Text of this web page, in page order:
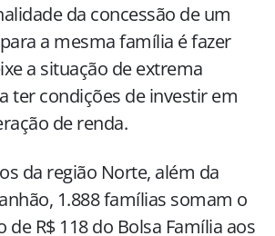
da concessão de um
a mesma família é fazer
a situação de extrema
ter condições de investir em
de renda.
da região Norte, além da
1.888 famílias somam o
R$ 118 do Bolsa Família aos